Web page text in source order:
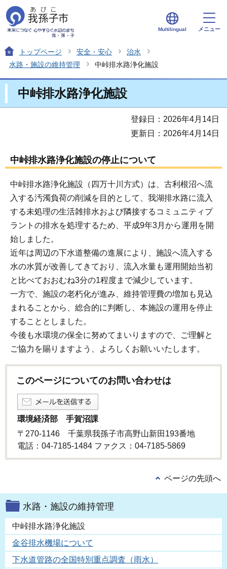
Multilingual メニュー
トップページ 安全・安心
治水
水路・施設の維持管理
中峠排水路浄化施設
中峠排水路浄化施設
登録日：2026年4月14日
更新日：2026年4月14日
中峠排水路浄化施設の停止について
中峠排水路浄化施設（四万十川方式）は、古利根沼へ流
入する汚濁負荷の削減を目的として、我湖排水路に流入
する未処理の生活雑排水および隣接するコミュニティプ
ラントの排水を処理するため、平成9年3月から運用を開
始しました。
近年は周辺の下水道整備の進展により、施設へ流入する
水の水質が改善してきており、流入水量も運用開始当初
と比べておおむね3分の1程度まで減少しています。
一方で、施設の老朽化が進み、維持管理費の増加も見込
まれることから、総合的に判断し、本施設の運用を停止
することとしました。
今後も水環境の保全に努めてまいりますので、ご理解と
ご協力を賜りますよう、よろしくお願いいたします。
このページについてのお問い合わせは
環境経済部 手賀沼課
〒270-1146 千葉県我孫子市高野山新田193番地
電話：04-7185-1484 ファクス：04-7185-5869
ページの先頭へ
水路・施設の維持管理
中峠排水路浄化施設
金谷排水機場について
下水道管路の全国特別重点調査（雨水）